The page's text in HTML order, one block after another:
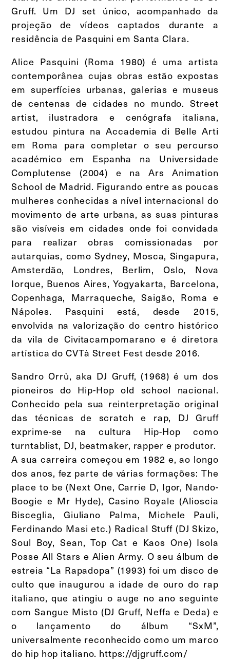
Gruff. Um DJ set único, acompanhado da
projeção de vídeos captados durante a
residência de Pasquini em Santa Clara.
Alice Pasquini (Roma 1980) é uma artista
contemporânea cujas obras estão expostas
em superfícies urbanas, galerias e museus
de centenas de cidades no mundo. Street
artist, ilustradora e cenógrafa italiana,
estudou pintura na Accademia di Belle Arti
em Roma para completar o seu percurso
académico em Espanha na Universidade
Complutense (2004) e na Ars Animation
School de Madrid. Figurando entre as poucas
mulheres conhecidas a nível internacional do
movimento de arte urbana, as suas pinturas
são visíveis em cidades onde foi convidada
para realizar obras comissionadas por
autarquias, como Sydney, Mosca, Singapura,
Amsterdão, Londres, Berlim, Oslo, Nova
Iorque, Buenos Aires, Yogyakarta, Barcelona,
Copenhaga, Marraqueche, Saigão, Roma e
Nápoles. Pasquini está, desde 2015,
envolvida na valorização do centro histórico
da vila de Civitacampomarano e é diretora
artística do CVTà Street Fest desde 2016.
Sandro Orrù, aka DJ Gruff, (1968) é um dos
pioneiros do Hip-Hop old school nacional.
Conhecido pela sua reinterpretação original
das técnicas de scratch e rap, DJ Gruff
exprime-se na cultura Hip-Hop como
turntablist, DJ, beatmaker, rapper e produtor.
A sua carreira começou em 1982 e, ao longo
dos anos, fez parte de várias formações: The
place to be (Next One, Carrie D, Igor, Nando-
Boogie e Mr Hyde), Casino Royale (Alioscia
Bisceglia, Giuliano Palma, Michele Pauli,
Ferdinando Masi etc.) Radical Stuff (DJ Skizo,
Soul Boy, Sean, Top Cat e Kaos One) Isola
Posse All Stars e Alien Army. O seu álbum de
estreia “La Rapadopa” (1993) foi um disco de
culto que inaugurou a idade de ouro do rap
italiano, que atingiu o auge no ano seguinte
com Sangue Misto (DJ Gruff, Neffa e Deda) e
o lançamento do álbum “SxM”,
universalmente reconhecido como um marco
do hip hop italiano. https://djgruff.com/